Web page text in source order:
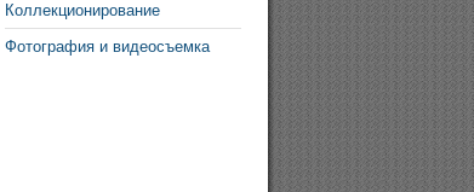
Коллекционирование
Фотография и видеосъемка